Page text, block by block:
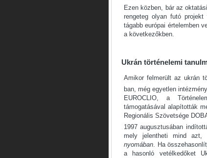
Ezen közben, bár az
rengeteg olyan futó
tágabb európai értelemben
a következőkben.
Ukrán történelemi
Amikor felmerült az ukrán
ban, még egyetlen
EUROCLIO, a
támogatásával alapították
Regionális Szövetsége
1997 augusztusában
mely jelentheti mind
nyomában. Ha
a hasonló vetélkedőket